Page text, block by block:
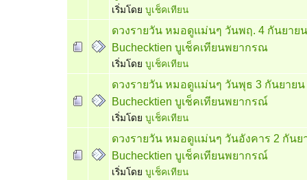
เริ่มโดย บูเช็คเทียน
ดวงรายวัน หมอดูแม่นๆ วันพฤ. 4 กันยาย
Buchecktien บูเช็คเทียนพยากรณ
เริ่มโดย บูเช็คเทียน
ดวงรายวัน หมอดูแม่นๆ วันพุธ 3 กันยายน
Buchecktien บูเช็คเทียนพยากรณ์
เริ่มโดย บูเช็คเทียน
ดวงรายวัน หมอดูแม่นๆ วันอังคาร 2 กันย
Buchecktien บูเช็คเทียนพยากรณ์
เริ่มโดย บูเช็คเทียน